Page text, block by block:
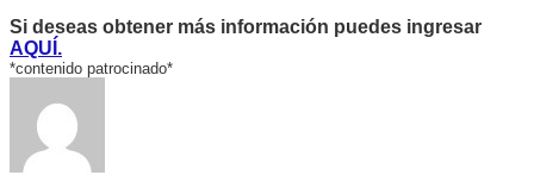
Si deseas obtener más información puedes ingresar
AQUÍ.
*contenido patrocinado*